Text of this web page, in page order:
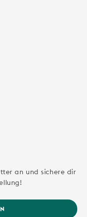
an und sichere dir